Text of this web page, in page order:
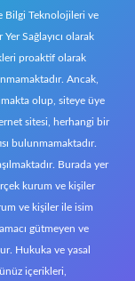
Bilgi Teknolojileri ve
Sağlayıcı olarak
proaktif olarak
Ancak,
olup, siteye üye
sitesi, herhangi bir
bulunmamaktadır.
Burada yer
kurum ve kişiler
ve kişiler ile isim
gütmeyen ve
Hukuka ve yasal
içerikleri,